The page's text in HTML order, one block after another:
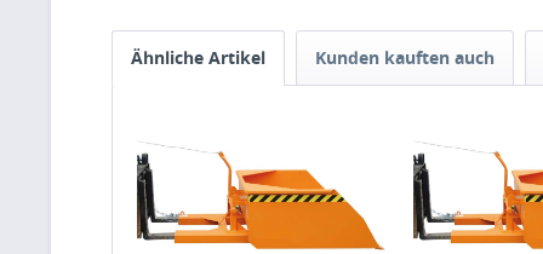
Ähnliche Artikel Kunden kauften auch